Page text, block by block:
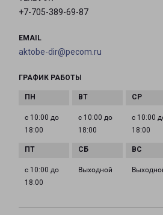
+7-705-389-69-87
EMAIL
aktobe-dir@pecom.ru
ГРАФИК РАБОТЫ
с 10:00 до
18:00
с 10:00 до
18:00
с 10:00
18:00
с 10:00 до
18:00
Выходной